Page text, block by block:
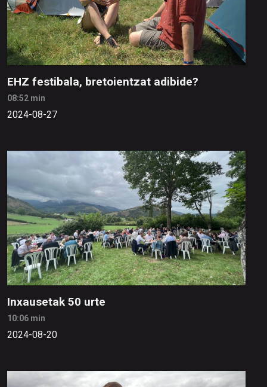
EHZ festibala, bretoientzat adibide?
08:52 min
2024-08-27
Inxausetak 50 urte
10:06 min
2024-08-20